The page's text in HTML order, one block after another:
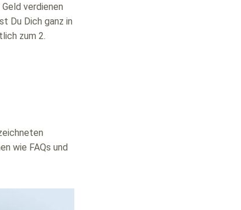
verdienen
Du Dich ganz in
zum 2.
wie FAQs und